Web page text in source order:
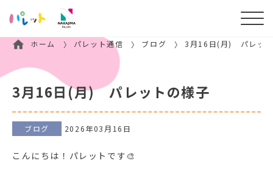
ホーム パレット通信 ブログ 3月16日(月) パレッ
3月16日(月) パレットの様子
ブログ 2026年03月16日
こんにちは！パレットです🎨